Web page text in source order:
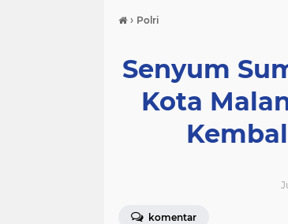
› Polri
Senyum
Kota
komentar